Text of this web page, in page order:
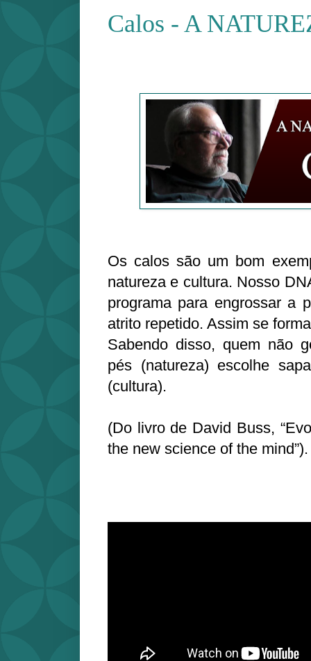
Calos - A
Os calos são um bom
natureza e cultura. Nosso
programa para engrossar a
atrito repetido. Assim se
Sabendo disso, quem não
pés (natureza) escolhe
(cultura).
(Do livro de David Buss,
the new science of the mind”).